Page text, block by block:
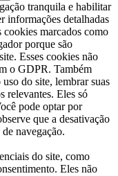
tranquila e habilitar
informações detalhadas
cookies marcados como
porque são
Esses cookies não
o GDPR. Também
do site, lembrar suas
relevantes. Eles só
pode optar por
que a desativação
navegação.
do site, como
Eles não